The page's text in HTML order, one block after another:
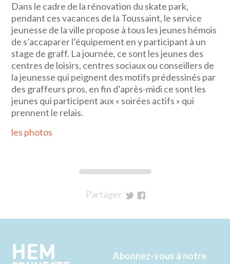
Dans le cadre de la rénovation du skate park,
pendant ces vacances de la Toussaint, le service
jeunesse de la ville propose à tous les jeunes hémois
de s’accaparer l’équipement en y participant à un
stage de graff. La journée, ce sont les jeunes des
centres de loisirs, centres sociaux ou conseillers de
la jeunesse qui peignent des motifs prédessinés par
des graffeurs pros, en fin d’après-midi ce sont les
jeunes qui participent aux « soirées actifs » qui
prennent le relais.
les photos
Partager
Twitter
Facebook
HEM
Abonnez-vous à notre